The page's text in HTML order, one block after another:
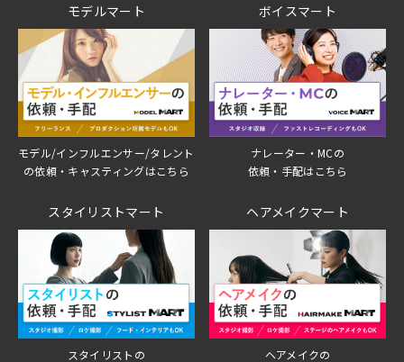
モデルマート
モデル/インフルエンサー/タレント
の依頼・キャスティングはこちら
ボイスマート
ナレーター・MCの
依頼・手配はこちら
スタイリストマート
スタイリストの
ヘアメイクマート
ヘアメイクの